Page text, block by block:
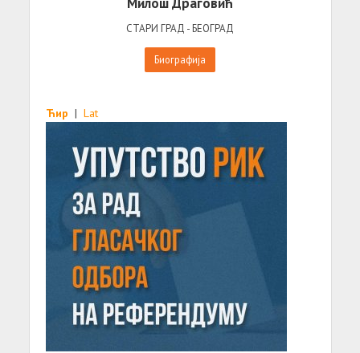
СТАРИ ГРАД - БЕОГРАД
Биографија
Ћир | Lat